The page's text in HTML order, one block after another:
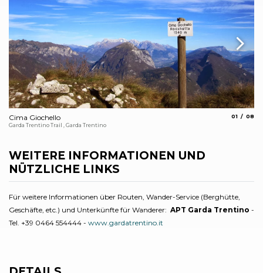
Cima Giochello
Garda Trentino Trail , Garda Trentino
01 08
WEITERE INFORMATIONEN UND
NÜTZLICHE LINKS
Für weitere Informationen über Routen, Wander-Service (Berghütte,
Geschäfte, etc.) und Unterkünfte für Wanderer: APT Garda Trentino -
Tel. +39 0464 554444 - www.gardatrentino.it